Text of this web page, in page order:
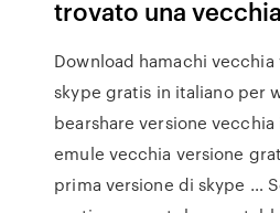
trovato una
Download hamachi
skype gratis in italiano per
bearshare versione
emule vecchia versione
prima versione di skype …